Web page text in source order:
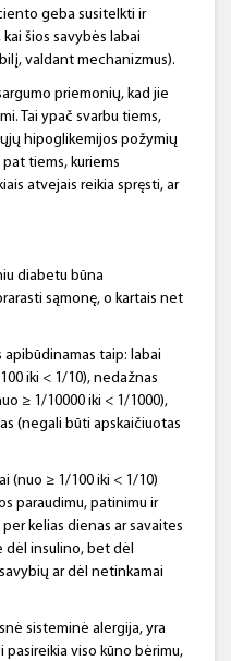
geba susitelkti ir
šios savybės labai
valdant mechanizmus).
priemonių, kad jie
Tai ypač svarbu tiems,
hipoglikemijos požymių
tiems, kuriems
atvejais reikia spręsti, ar
diabetu būna
sąmonę, o kartais net
taip: labai
iki < 1/10), nedažnas
≥ 1/10000 iki < 1/1000),
(negali būti apskaičiuotas
(nuo ≥ 1/100 iki < 1/10)
paraudimu, patinimu ir
kelias dienas ar savaites
dėl insulino, bet dėl
ar dėl netinkamai
sisteminė alergija, yra
pasireikia viso kūno bėrimu,